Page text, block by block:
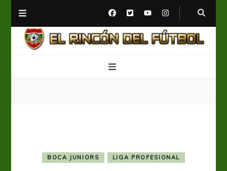
BOCA JUNIORS LIGA PROFESIONAL